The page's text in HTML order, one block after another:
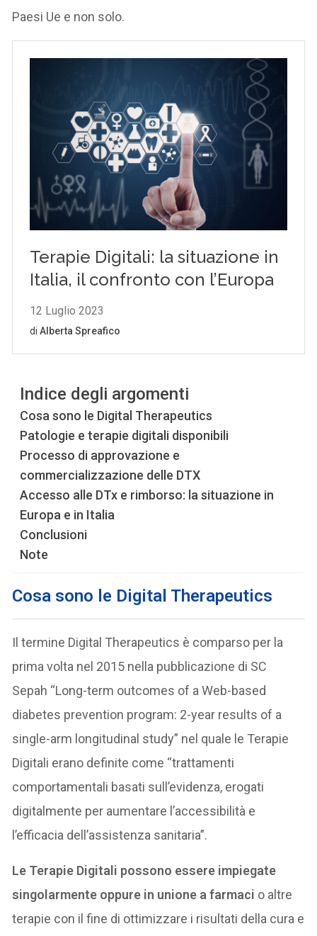
Paesi Ue e non solo.
Indice degli argomenti
Cosa sono le Digital Therapeutics
Patologie e terapie digitali disponibili
Processo di approvazione e
commercializzazione delle DTX
Accesso alle DTx e rimborso: la situazione in
Europa e in Italia
Conclusioni
Note
Cosa sono le Digital Therapeutics
Il termine Digital Therapeutics è comparso per la
prima volta nel 2015 nella pubblicazione di SC
Sepah “Long-term outcomes of a Web-based
diabetes prevention program: 2-year results of a
single-arm longitudinal study” nel quale le Terapie
Digitali erano definite come “trattamenti
comportamentali basati sull’evidenza, erogati
digitalmente per aumentare l’accessibilità e
l’efficacia dell’assistenza sanitaria”.
Le Terapie Digitali possono essere impiegate
singolarmente oppure in unione a farmaci o altre
terapie con il fine di ottimizzare i risultati della cura e